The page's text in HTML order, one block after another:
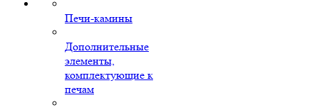
Печи-камины
Дополнительные
элементы,
комплектующие к
печам